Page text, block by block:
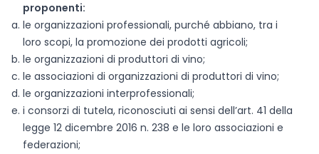
proponenti:
le organizzazioni professionali, purché abbiano, tra i
loro scopi, la promozione dei prodotti agricoli;
le organizzazioni di produttori di vino;
le associazioni di organizzazioni di produttori di vino;
le organizzazioni interprofessionali;
i consorzi di tutela, riconosciuti ai sensi dell’art. 41 della
legge 12 dicembre 2016 n. 238 e le loro associazioni e
federazioni;